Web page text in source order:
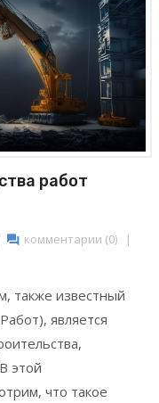
работ
комментарии (0)
|
также известный
является
этой
что такое